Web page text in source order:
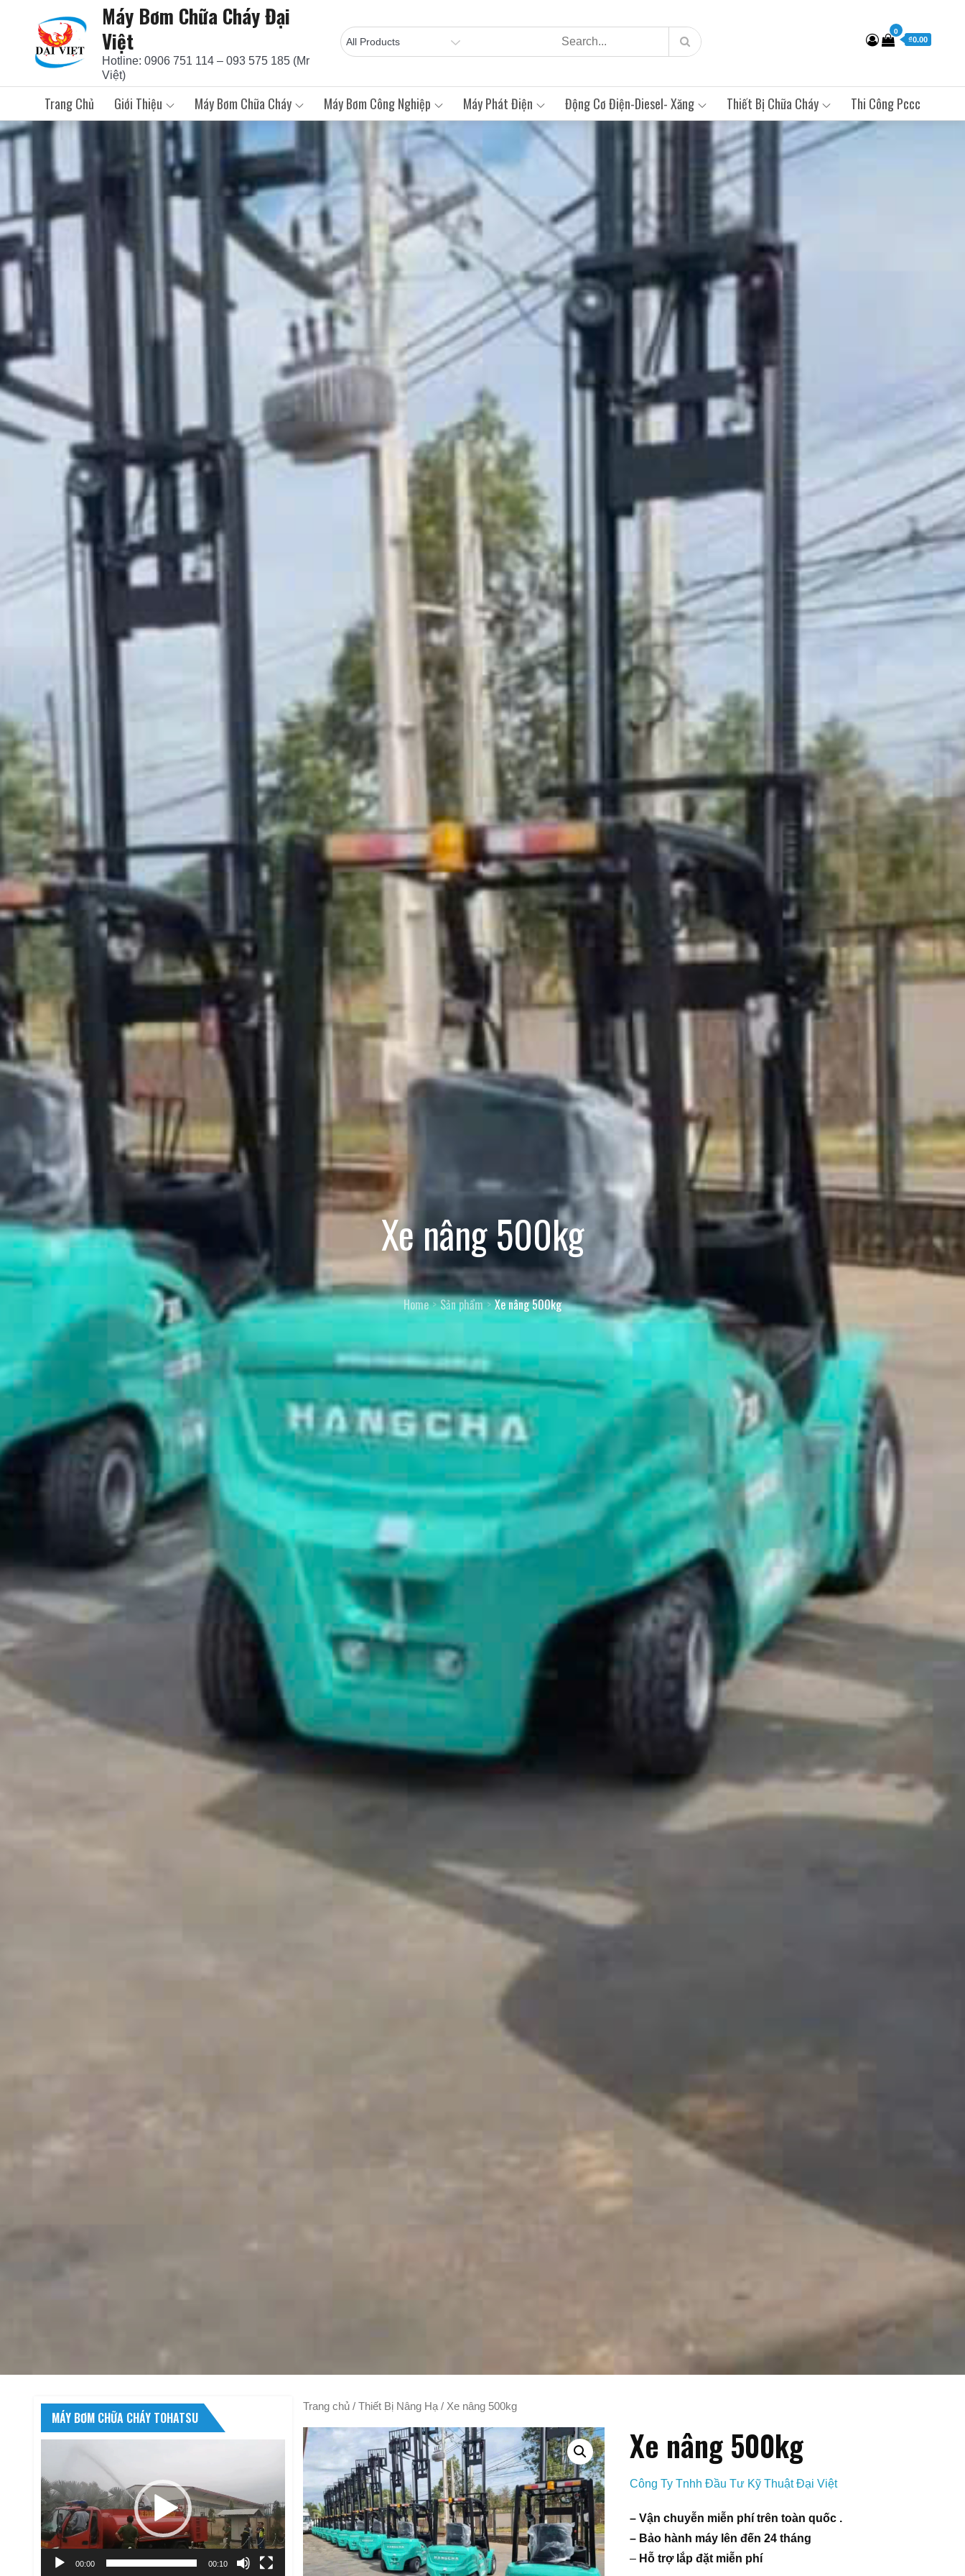
content
Máy Bơm Chữa Cháy Đại
Việt
Hotline: 0906 751 114 – 093 575 185 (Mr
Việt)
0
₫0.00
Trang Chủ Giới Thiệu Máy Bơm Chữa Cháy Máy Bơm Công Nghiệp Máy Phát Điện Động Cơ Điện-Diesel- Xăng Thiết Bị Chữa Cháy Thi Công Pccc
Xe nâng 500kg
Home Sản phẩm Xe nâng 500kg
Trang chủ / Thiết Bị Nâng Hạ / Xe nâng 500kg
Xe nâng 500kg
Công Ty Tnhh Đầu Tư Kỹ Thuật Đại Việt
– Vận chuyễn miễn phí trên toàn quốc .
– Bảo hành máy lên đến 24 tháng
– Hỗ trợ lắp đặt miễn phí
MÁY BƠM CHỮA CHÁY TOHATSU
Video
00:00 00:10